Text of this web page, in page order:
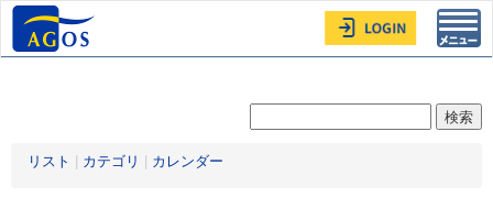
リスト カテゴリ カレンダー